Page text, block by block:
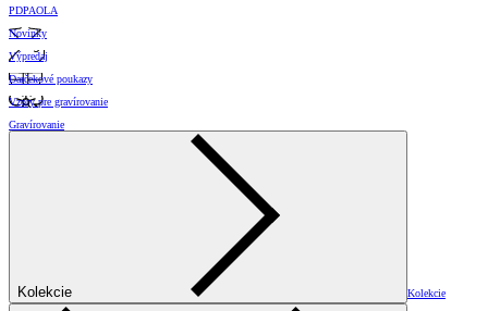
PDPAOLA
Novinky
Výpredaj
Darčekové poukazy
Vzory pre gravírovanie
Gravírovanie
Kolekcie Kolekcie